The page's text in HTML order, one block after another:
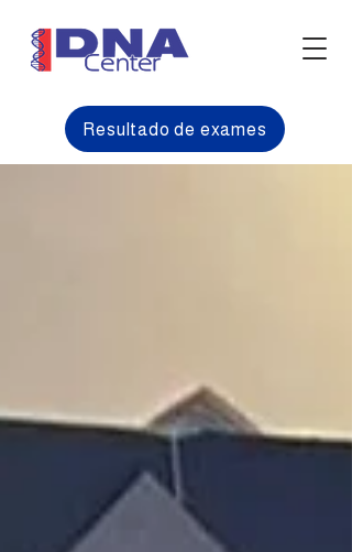
Resultado de exames